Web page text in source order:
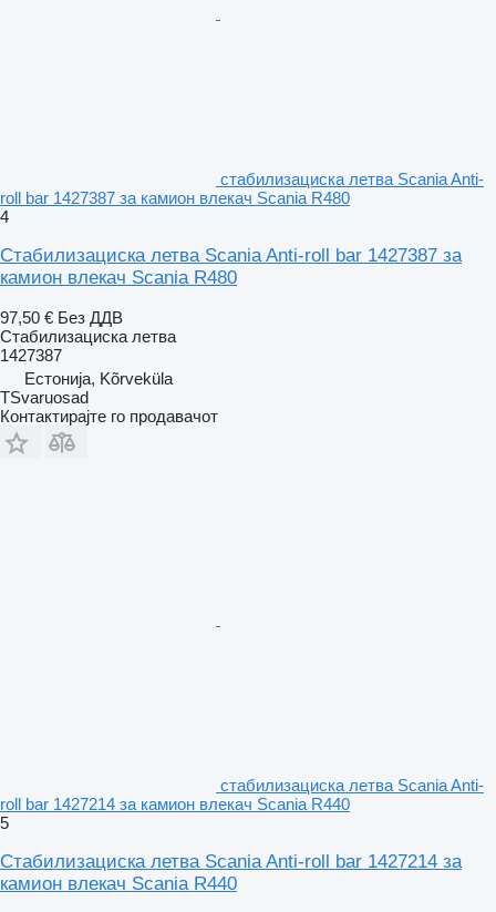
стабилизациска летва Scania Anti-
roll bar 1427387 за камион влекач Scania R480
4
Стабилизациска летва Scania Anti-roll bar 1427387 за
камион влекач Scania R480
97,50 € Без ДДВ
Стабилизациска летва
1427387
Естонија, Kõrveküla
TSvaruosad
Контактирајте го продавачот
стабилизациска летва Scania Anti-
roll bar 1427214 за камион влекач Scania R440
5
Стабилизациска летва Scania Anti-roll bar 1427214 за
камион влекач Scania R440